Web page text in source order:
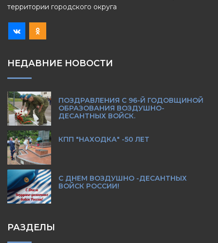
территории городского округа
НЕДАВНИЕ НОВОСТИ
ПОЗДРАВЛЕНИЯ С 96-Й ГОДОВЩИНОЙ
ОБРАЗОВАНИЯ ВОЗДУШНО-
ДЕСАНТНЫХ ВОЙСК.
КПП "НАХОДКА" -50 ЛЕТ
С ДНЕМ ВОЗДУШНО -ДЕСАНТНЫХ
ВОЙСК РОССИИ!
РАЗДЕЛЫ